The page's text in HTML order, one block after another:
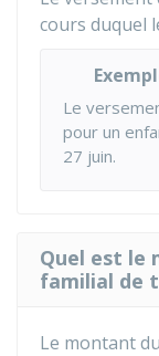
cours duquel
Le
pour un
27 juin.
Quel est le
familial de
Le montant